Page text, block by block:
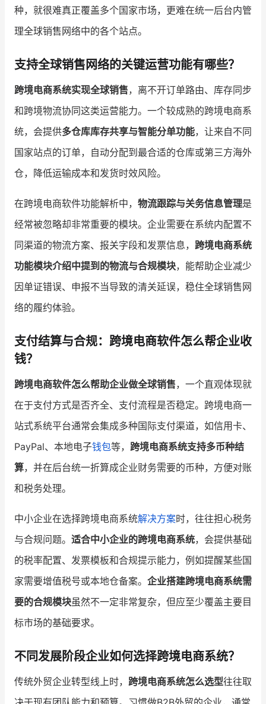
种，就很难真正覆盖多个国家市场，更难在统一后台内管
理全球销售网络中的各个站点。
支持全球销售网络的关键运营功能有哪些？
跨境电商系统实现全球销售，离不开订单路由、库存同步
和跨境物流协同这类运营能力。一个较成熟的跨境电商系
统，会提供多仓库库存共享与智能分单功能，让来自不同
国家站点的订单，自动分配到最合适的仓库或第三方海外
仓，降低运输成本和发货时效风险。
在跨境电商软件功能解析中， 物流跟踪与关务信息管理是
经常被忽略却非常重要的模块。企业需要在系统内配置不
同渠道的物流方案、报关字段和发票信息， 跨境电商系统
功能模块介绍中提到的物流与合规模块，能帮助企业减少
因单证错误、申报不当导致的清关延误，稳住全球销售网
络的履约体验。
支付结算与合规：跨境电商软件怎么帮企业收
钱？
跨境电商软件怎么帮助企业做全球销售，一个直观体现就
在于支付方式是否齐全、支付流程是否稳定。跨境电商一
站式系统平台通常会集成多种国际支付渠道，如信用卡、
PayPal、本地电子钱包等， 跨境电商系统支持多币种结
算，并在后台统一折算成企业财务需要的币种，方便对账
和税务处理。
中小企业在选择跨境电商系统解决方案时，往往担心税务
与合规问题。 适合中小企业的跨境电商系统，会提供基础
的税率配置、发票模板和合规提示能力，例如提醒某些国
家需要增值税号或本地仓备案。 企业搭建跨境电商系统需
要的合规模块虽然不一定非常复杂，但应至少覆盖主要目
标市场的基础要求。
不同发展阶段企业如何选择跨境电商系统？
传统外贸企业转型线上时， 跨境电商系统怎么选型往往取